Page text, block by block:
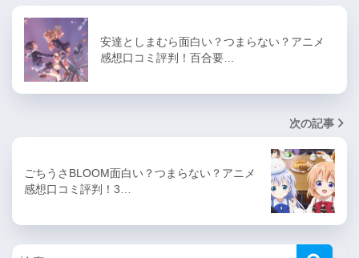
安達としまむら面白い？つまらない？アニメ
感想口コミ評判！百合要…
次の記事
ごちうさBLOOM面白い？つまらない？アニメ
感想口コミ評判！3…